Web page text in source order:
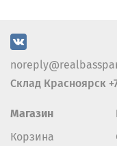
Склад Красноярск
Магазин
Корзина